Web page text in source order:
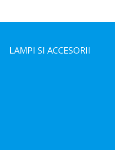
LAMPI SI ACCESORII